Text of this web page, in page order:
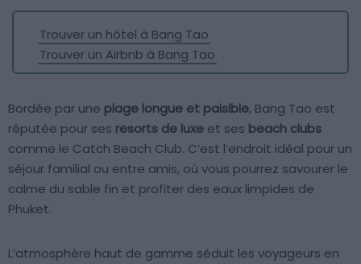
Trouver un hôtel à Bang Tao
Trouver un Airbnb à Bang Tao
Bordée par une plage longue et paisible, Bang Tao est
réputée pour ses resorts de luxe et ses beach clubs
comme le Catch Beach Club. C’est l’endroit idéal pour un
séjour familial ou entre amis, où vous pourrez savourer le
calme du sable fin et profiter des eaux limpides de
Phuket.
L’atmosphère haut de gamme séduit les voyageurs en